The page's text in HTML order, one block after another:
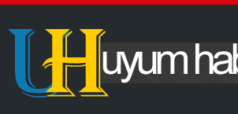
MAGAZIN
YAŞAM